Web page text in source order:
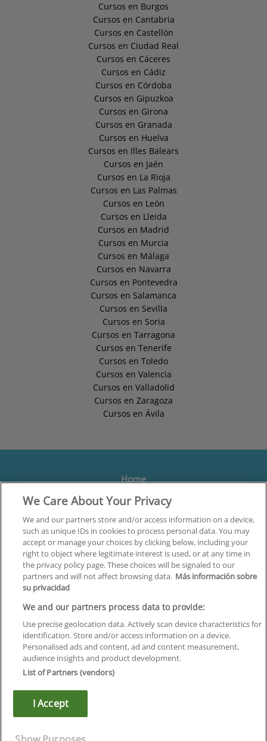
Cursos en Burgos
Cursos en Cantabria
Cursos en Castellón
Cursos en Ciudad Real
Cursos en Cáceres
Cursos en Cádiz
Cursos en Córdoba
Cursos en Gipuzkoa
Cursos en Girona
Cursos en Granada
Cursos en Huelva
Cursos en Illes Balears
Cursos en Jaén
Cursos en La Rioja
Cursos en Las Palmas
Cursos en León
Cursos en Lleida
Cursos en Madrid
Cursos en Murcia
Cursos en Málaga
Cursos en Navarra
Cursos en Pontevedra
Cursos en Salamanca
Cursos en Sevilla
Cursos en Soria
Cursos en Tarragona
Cursos en Tenerife
Cursos en Toledo
Cursos en Valencia
Cursos en Valladolid
Cursos en Zaragoza
Cursos en Ávila
Home
Formación
Centros
Orientación
Quiénes somos
Contacta
Aviso Legal
Política de Privacidad
Política de Cookies
Canal Ético
Infoempleo
We Care About Your Privacy
We and our partners store and/or access information on a device,
such as unique IDs in cookies to process personal data. You may
accept or manage your choices by clicking below, including your
right to object where legitimate interest is used, or at any time in
the privacy policy page. These choices will be signaled to our
partners and will not affect browsing data. Más información sobre
su privacidad
We and our partners process data to provide:
Use precise geolocation data. Actively scan device characteristics for
identification. Store and/or access information on a device.
Personalised ads and content, ad and content measurement,
audience insights and product development.
List of Partners (vendors)
I Accept